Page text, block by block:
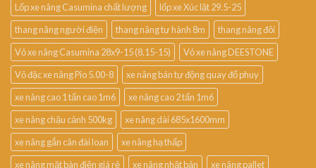
Lốp xe nâng Casumina chất lượng
lốp xe Xúc lật 29.5-25
thang nâng người điện
thang nâng tự hành 8m
thang nâng đôi
Vỏ xe nâng Casumina 28x9-15 (8.15-15)
Vỏ xe nâng DEESTONE
Vỏ đặc xe nâng Pio 5.00-8
xe nâng bán tự động quay đổ phuy
xe nâng cao 1 tấn cao 1m6
xe nâng cao 2 tấn 1m6
xe nâng chậu cảnh 500kg
xe nâng dài 685x1600mm
xe nâng gắn cân đài loan
xe nâng hạ thấp
xe nâng mặt bàn điện giá rẻ
xe nâng nhật bản
xe nâng pallet